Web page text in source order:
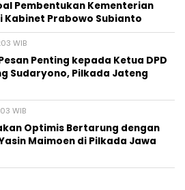
Pembentukan Kementerian
Kabinet Prabowo Subianto
WIB
Penting kepada Ketua DPD
Sudaryono, Pilkada Jateng
WIB
Optimis Bertarung dengan
Maimoen di Pilkada Jawa